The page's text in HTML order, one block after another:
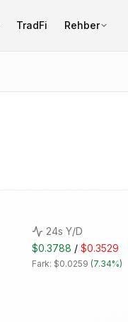
TradFi Rehber
24s Y/D
$0.3788 / $0.3529
Fark: $0.0259 (7.34%)